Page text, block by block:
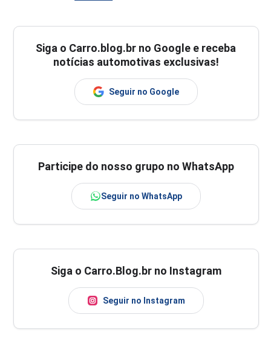
Siga o Carro.blog.br no Google e receba
notícias automotivas exclusivas!
Seguir no Google
Participe do nosso grupo no WhatsApp
Seguir no WhatsApp
Siga o Carro.Blog.br no Instagram
Seguir no Instagram